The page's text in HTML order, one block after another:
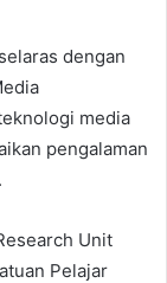
dengan
media
pengalaman
Unit
Pelajar